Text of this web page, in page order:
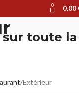
0 0,00
sur toute la
Extérieur